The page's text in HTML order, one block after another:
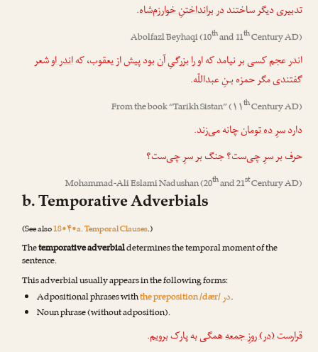
تدبیری دیگر ساختنددر برانداختنِ خوارزم‌شاه.
Abolfazl Beyhaqi(10thand 11thCentury AD)
اندر عجم کسی بر نیامد که او را بزرگیِ آن بود پیش از یعقوب، کهاندر اوشعر
گفتندی مگر حمزه بـنِ عبداللّه.
From the book “Tarikh Sistan” (۱۱thCentury AD)
داردسرِ ده تومانچانه می‌زند.
حرفبر سرِ چی‌ست؟ جنگبر سرِ چی‌ست؟
Mohammad-Ali Eslami Nadushan(20thand 21stCentury AD)
b. Temporative Adverbials
(See also18•۴•a. Temporal Clauses.)
Thetemporative adverbialdetermines the temporal moment of the
sentence.
This adverbial usually appears in the following forms:
Adpositional phrases withthe preposition /dær/در.
Noun phrase (without adposition).
قرارست(در) روزِ جمعههمگی به پارک برویم.